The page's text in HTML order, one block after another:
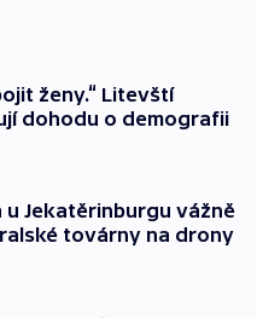
ženy.“ Litevští
dohodu o demografii
u Jekatěrinburgu vážně
továrny na drony